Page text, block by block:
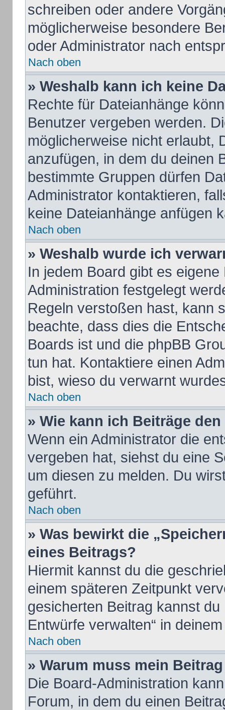
schreiben oder andere
möglicherweise besondere
oder Administrator nach
Nach oben
» Weshalb kann ich keine
Rechte für Dateianhänge
Benutzer vergeben werden.
möglicherweise nicht erlaubt,
anzufügen, in dem du deinen
bestimmte Gruppen dürfen
Administrator kontaktieren,
keine Dateianhänge anfügen
Nach oben
» Weshalb wurde ich
In jedem Board gibt es
Administration festgelegt
Regeln verstoßen hast, kann
beachte, dass dies die
Boards ist und die phpBB
tun hat. Kontaktiere einen
bist, wieso du verwarnt
Nach oben
» Wie kann ich Beiträge
Wenn ein Administrator die
vergeben hat, siehst du eine
um diesen zu melden. Du
geführt.
Nach oben
» Was bewirkt die
eines Beitrags?
Hiermit kannst du die
einem späteren Zeitpunkt
gesicherten Beitrag kannst
Entwürfe verwalten“ in
Nach oben
» Warum muss mein
Die Board-Administration
Forum, in dem du einen